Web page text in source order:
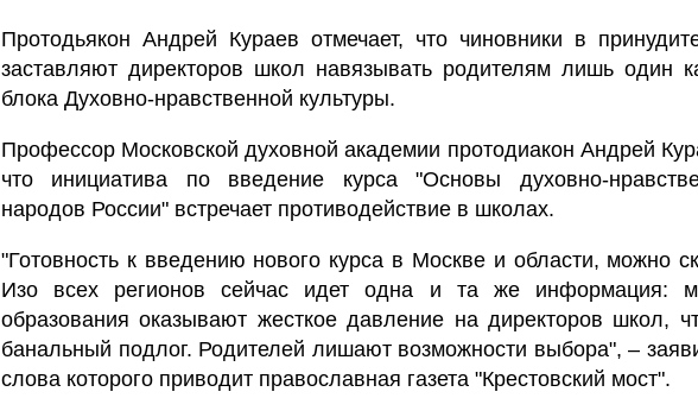
Протодьякон Андрей Кураев отмечает, что чиновники в
заставляют директоров школ навязывать родителям лишь один
блока Духовно-нравственной культуры.
Профессор Московской духовной академии протодиакон Андрей
что инициатива по введение курса "Основы духовно-
народов России" встречает противодействие в школах.
"Готовность к введению нового курса в Москве и области, можно
Изо всех регионов сейчас идет одна и та же информация:
образования оказывают жесткое давление на директоров школ,
банальный подлог. Родителей лишают возможности выбора", –
слова которого приводит православная газета "Крестовский мост".